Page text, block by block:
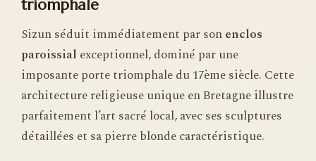
triomphale
Sizun séduit immédiatement par sonenclos
paroissial exceptionnel, dominé par une
imposante porte triomphale du 17ème siècle. Cette
architecture religieuse unique en Bretagne illustre
parfaitement l’art sacré local, avec ses sculptures
détaillées et sa pierre blonde caractéristique.